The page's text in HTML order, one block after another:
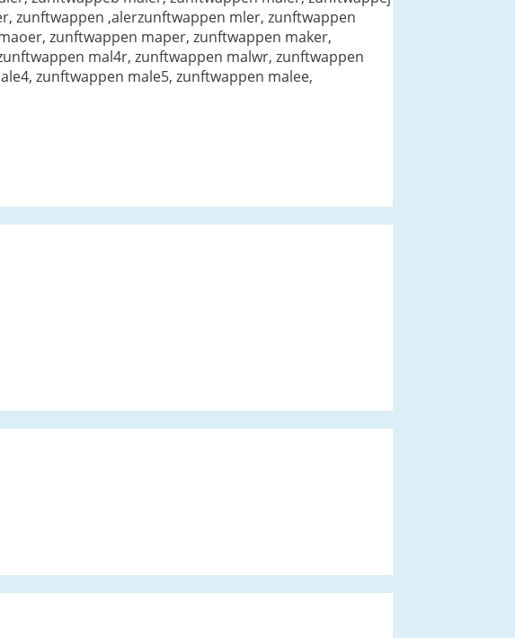
zunftwappen ,alerzunftwappen mler, zunftwappen
zunftwappen maper, zunftwappen maker,
mal4r, zunftwappen malwr, zunftwappen
zunftwappen male5, zunftwappen malee,